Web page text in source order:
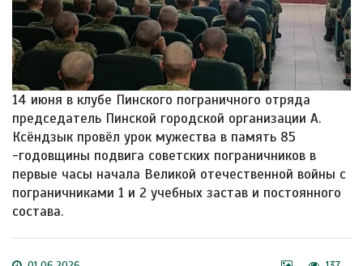
14 июня в клубе Пинского пограничного отряда
председатель Пинской городской организации А.
Ксёндзык провёл урок мужества в память 85
-годовщины подвига советских пограничников в
первые часы начала Великой отечественной войны с
пограничниками 1 и 2 учебных застав и постоянного
состава.